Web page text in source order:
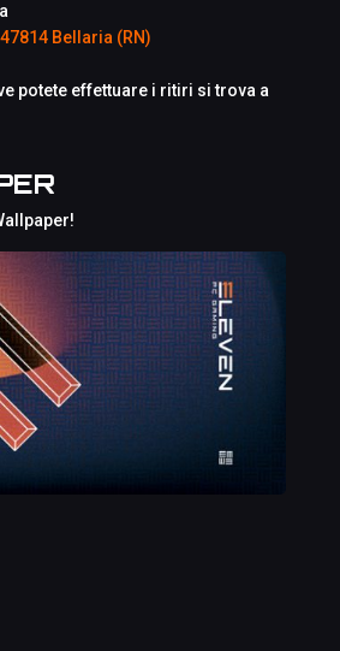
Bellaria (RN)
potete effettuare i ritiri si trova a